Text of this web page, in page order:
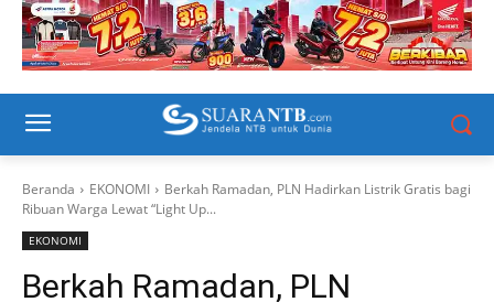
Beranda EKONOMI
Berkah Ramadan, PLN Hadirkan Listrik Gratis bagi
Ribuan Warga Lewat “Light Up...
EKONOMI
Berkah Ramadan, PLN